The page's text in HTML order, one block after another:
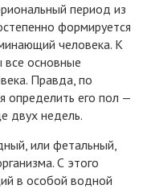
период из
формируется
человека. К
все основные
Правда, по
определить его пол —
двух недель.
или фетальный,
С этого
в особой водной